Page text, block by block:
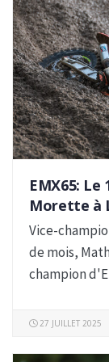
EMX65:
Morette à
Vice-
de mois,
champion
27 JUILLET 2025